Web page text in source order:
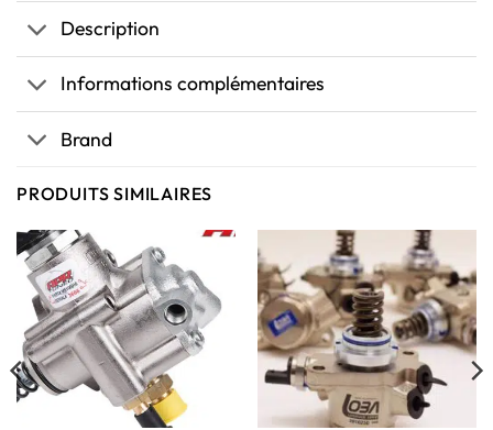
Description
Informations complémentaires
Brand
PRODUITS SIMILAIRES